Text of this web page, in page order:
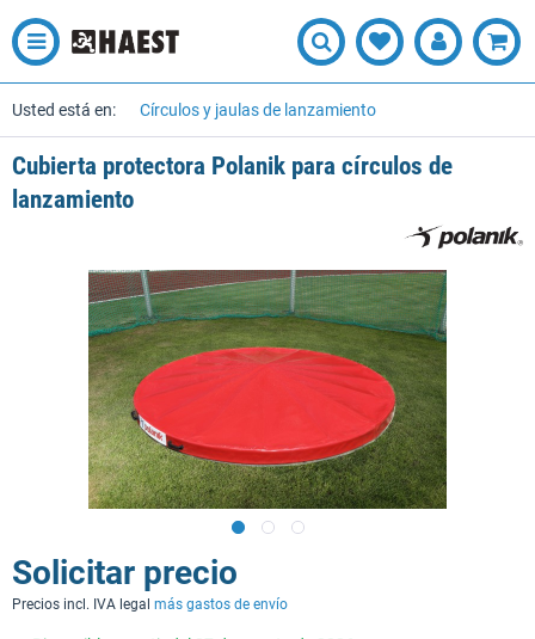
Usted está en: Círculos y jaulas de lanzamiento
Cubierta protectora Polanik para círculos de
lanzamiento
Solicitar precio
Precios incl. IVA legal más gastos de envío